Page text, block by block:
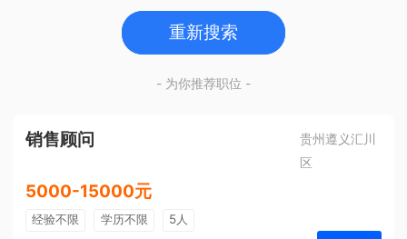
重新搜索
- 为你推荐职位 -
销售顾问
贵州遵义汇川
区
5000-15000元
经验不限 学历不限 5人